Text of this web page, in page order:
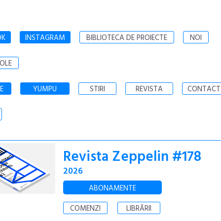
INSTAGRAM BIBLIOTECA DE PROIECTE NOI
YUMPU STIRI REVISTA CONTACT
Revista Zeppelin #178
2026
ABONAMENTE
COMENZI
LIBRĂRII